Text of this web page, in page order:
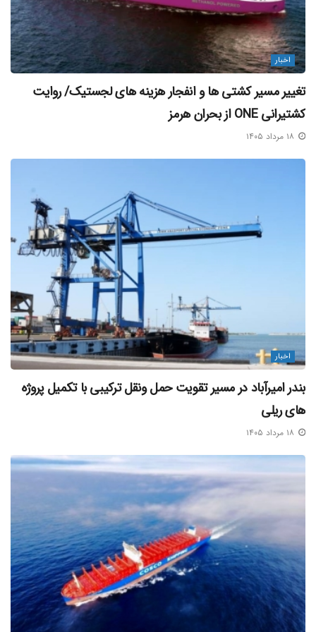
منصور خرمشکوه
اخبار
تغییر مسیر کشتی‌ ها و انفجار هزینه‌ های لجستیک/ روایت
کشتیرانی ONE از بحران هرمز
اخبار
بندر امیرآباد در مسیر تقویت حمل‌ ونقل ترکیبی با تکمیل پروژه‌
های ریلی